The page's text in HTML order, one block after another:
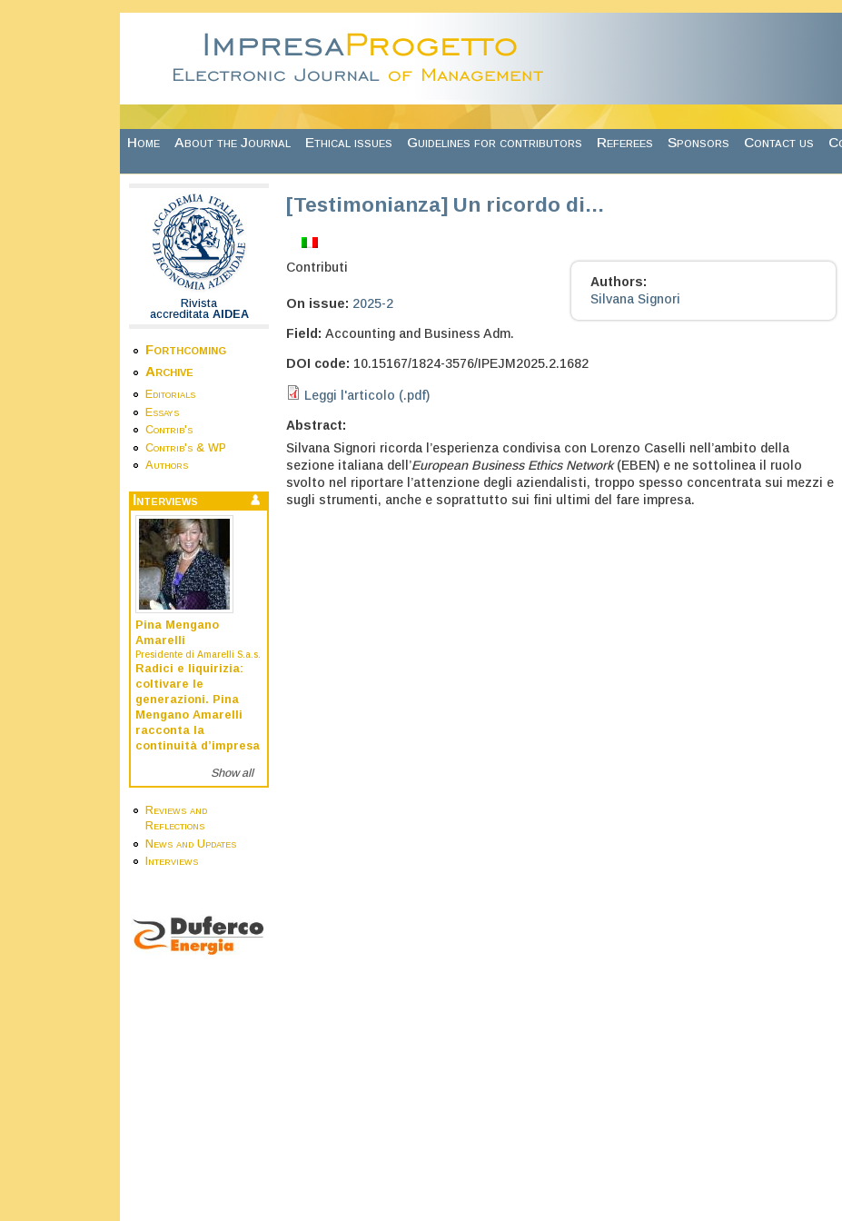
Home About the Journal Ethical issues Guidelines for contributors Referees Sponsors Contact us
Rivista
accreditata AIDEA
Forthcoming
Archive
Editorials
Essays
Contrib's
Contrib's & WP
Authors
Interviews
Pina Mengano
Amarelli
Presidente di Amarelli S.a.s.
Radici e liquirizia:
coltivare le
generazioni. Pina
Mengano Amarelli
racconta la
continuità d’impresa
Show all
Reviews and
Reflections
News and Updates
Interviews
[Testimonianza] Un ricordo di…
Contributi
On issue: 2025-2
Field: Accounting and Business Adm.
Authors:
Silvana Signori
DOI code: 10.15167/1824-3576/IPEJM2025.2.1682
Leggi l'articolo (.pdf)
Abstract:
Silvana Signori ricorda l’esperienza condivisa con Lorenzo Caselli nell’ambito della
sezione italiana dell’European Business Ethics Network(EBEN) e ne sottolinea il ruolo
svolto nel riportare l’attenzione degli aziendalisti, troppo spesso concentrata sui mezzi e
sugli strumenti, anche e soprattutto sui fini ultimi del fare impresa.